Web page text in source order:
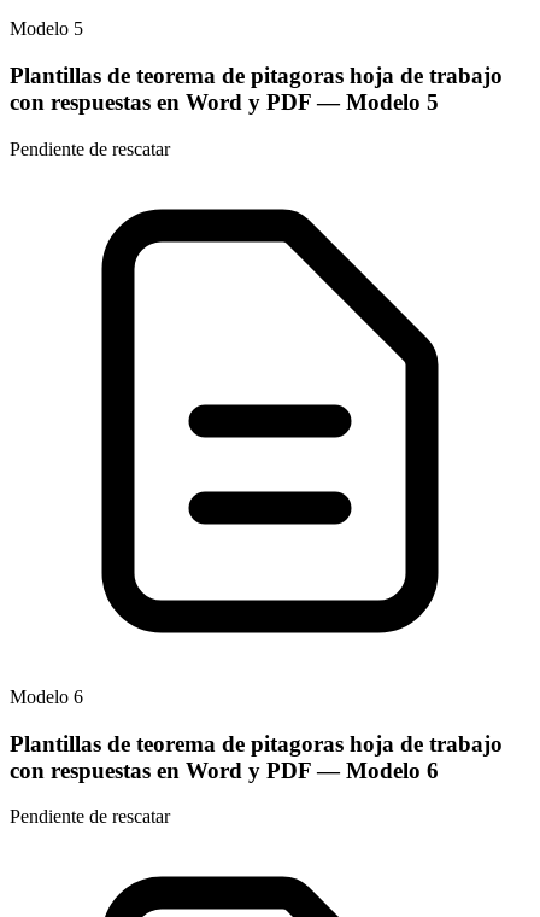
Modelo 5
Plantillas de teorema de pitagoras hoja de trabajo
con respuestas en Word y PDF— Modelo 5
Pendiente de rescatar
Modelo 6
Plantillas de teorema de pitagoras hoja de trabajo
con respuestas en Word y PDF— Modelo 6
Pendiente de rescatar